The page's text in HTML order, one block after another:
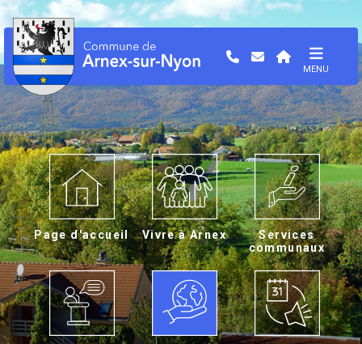
MENU
Page d'accueil Vivre à Arnex
Services
communaux